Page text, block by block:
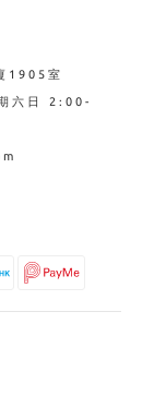
1905室
六日 2:00-